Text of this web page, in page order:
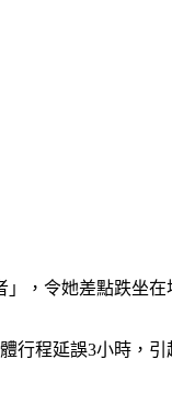
，令她差點跌坐在
行程延誤3小時，引